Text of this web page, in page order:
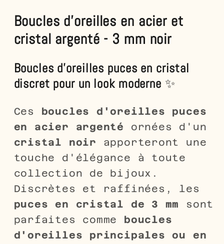
boucles
d&#39;oreilles
puces
noires
boucles
d&#39;oreilles
puces
noires
Boucles d'oreilles en acier et
cristal argenté - 3 mm noir
Boucles d'oreilles puces en cristal
discret pour un look moderne ✨
Ces boucles d'oreilles puces
en acier argenté ornées d'un
cristal noir apporteront une
touche d'élégance à toute
collection de bijoux.
Discrètes et raffinées, les
puces en cristal de 3 mm
sont
parfaites comme boucles
d'oreilles principales ou en